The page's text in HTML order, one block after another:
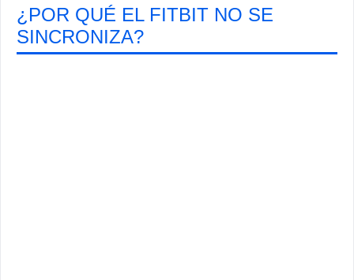
¿POR QUÉ EL FITBIT NO SE
SINCRONIZA?